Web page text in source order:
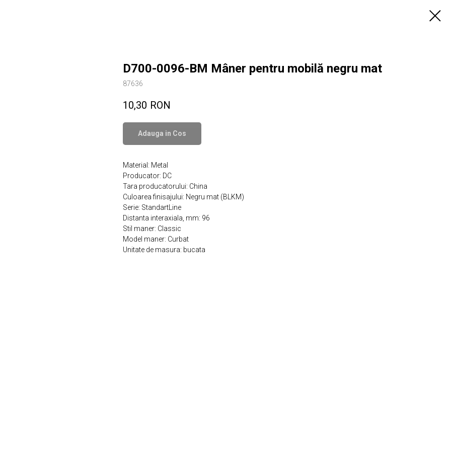
D700-0096-BM Mâner pentru mobilă negru mat
87636
10,30 RON
Adauga in Сos
Material: Metal
Producator: DC
Tara producatorului: China
Culoarea finisajului: Negru mat (BLKM)
Serie: StandartLine
Distanta interaxiala, mm: 96
Stil maner: Classic
Model maner: Curbat
Unitate de masura: bucata